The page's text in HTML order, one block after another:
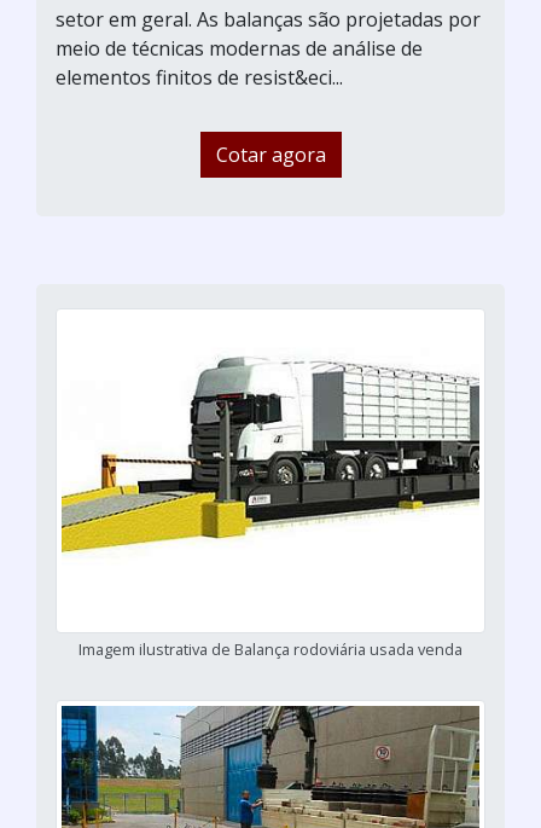
setor em geral. As balanças são projetadas por
meio de técnicas modernas de análise de
elementos finitos de resist&eci...
Cotar agora
Imagem ilustrativa de Balança rodoviária usada venda